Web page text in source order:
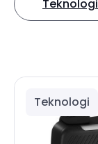
Teknologi
Teknologi